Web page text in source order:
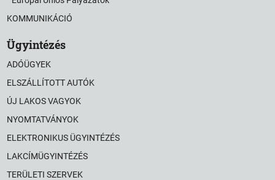
KOMMUNIKÁCIÓ
Ügyintézés
ADÓÜGYEK
ELSZÁLLÍTOTT AUTÓK
ÚJ LAKOS VAGYOK
NYOMTATVÁNYOK
ELEKTRONIKUS ÜGYINTÉZÉS
LAKCÍMÜGYINTÉZÉS
TERÜLETI SZERVEK